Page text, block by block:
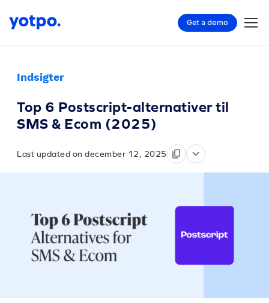
Get a demo
Indsigter
Top 6 Postscript-alternativer til
SMS & Ecom (2025)
Last updated on december 12, 2025